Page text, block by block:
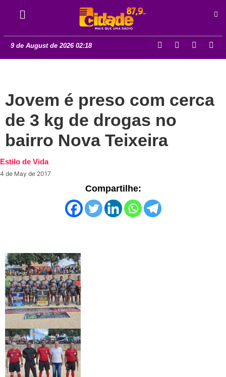
9 de August de 2026 02:18
Jovem é preso com cerca
de 3 kg de drogas no
bairro Nova Teixeira
Estilo de Vida
4 de May de 2017
Compartilhe: